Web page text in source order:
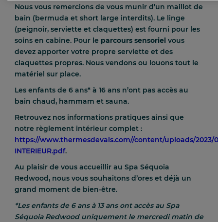
Nous vous remercions de vous munir d’un maillot de
bain (bermuda et short large interdits). Le linge
(peignoir, serviette et claquettes) est fourni pour les
soins en cabine. Pour le parcours sensoriel vous
devez apporter votre propre serviette et des
claquettes propres. Nous vendons ou louons tout le
matériel sur place.
Les enfants de 6 ans* à 16 ans n’ont pas accès au
bain chaud, hammam et sauna.
Retrouvez nos informations pratiques ainsi que
notre règlement intérieur complet :
https://www.thermesdevals.com//content/uploads/2023/
INTERIEUR.pdf.
Au plaisir de vous accueillir au Spa Séquoia
Redwood, nous vous souhaitons d’ores et déjà un
grand moment de bien-être.
*Les enfants de 6 ans à 13 ans ont accès au Spa
Séquoia Redwood uniquement le mercredi matin de